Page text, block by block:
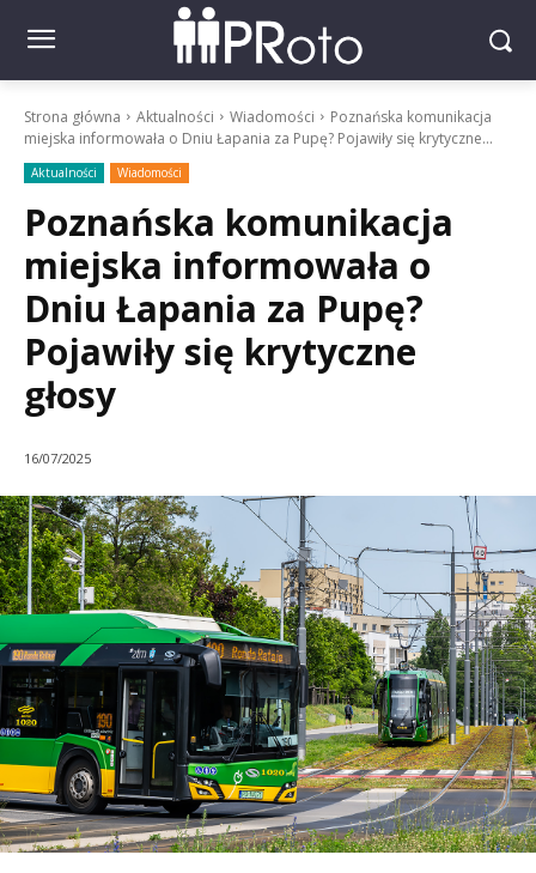
Strona główna Aktualności Wiadomości
Poznańska komunikacja
miejska informowała o Dniu Łapania za Pupę? Pojawiły się krytyczne...
Aktualności Wiadomości
Poznańska komunikacja
miejska informowała o
Dniu Łapania za Pupę?
Pojawiły się krytyczne
głosy
16/07/2025